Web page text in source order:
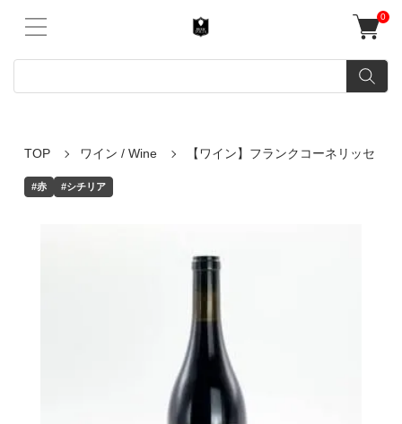
0
TOP ワイン / Wine 【ワイン】フランクコーネリッセ
#赤 #シチリア